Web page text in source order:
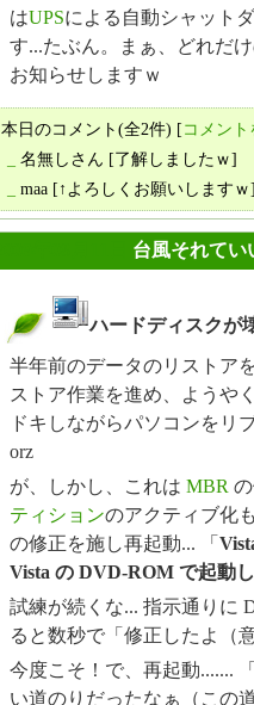
はUPSによる自動シャット
す...たぶん。まぁ、どれだ
お知らせしますｗ
本日のコメント(全2件) [コメント
名無しさん [了解しましたｗ]
maa [↑よろしくお願いしますｗ]
台風それてい
ハードディスクが
半年前のデータのリストア
ストア作業を進め、ようや
ドキしながらパソコンをリ
orz
が、しかし、これは MBR
ティションのアクティブ化
の修正を施し再起動... 「
Vista の DVD-ROM で起動
試練が続くな... 指示通りに
ると数秒で「修正したよ（
今度こそ！で、再起動....... 「
い道のりだったなぁ（この